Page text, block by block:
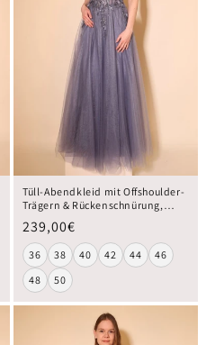
Tüll-Abendkleid mit Offshoulder-
Trägern & Rückenschnürung,
239,00€
36 38 40 42 44
46
48
50